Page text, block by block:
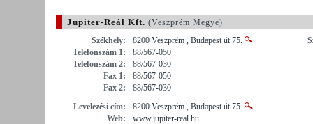
Jupiter-Reál Kft. (Veszprém Megye)
Székhely:
8200 Veszprém , Budapest út 75.
Telefonszám 1:
88/567-050
Telefonszám 2:
88/567-030
Fax 1:
88/567-050
Fax 2:
88/567-030
Levelezési cím:
8200 Veszprém , Budapest út 75.
Web:
www.jupiter-real.hu